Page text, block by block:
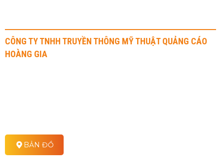
CÔNG TY TNHH TRUYỀN THÔNG MỸ THUẬT QUẢNG CÁO
HOÀNG GIA
BẢN ĐỒ